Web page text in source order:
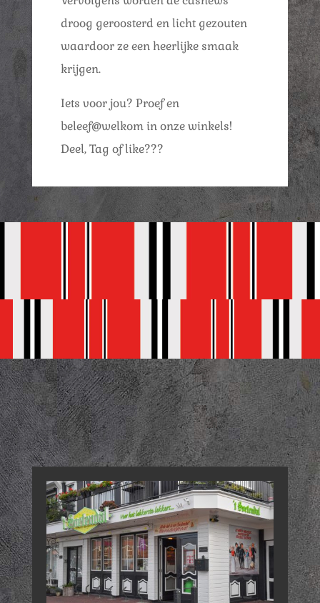
droog geroosterd en licht gezouten
waardoor ze een heerlijke smaak
krijgen.
Iets voor jou? Proef en
beleef@welkom in onze winkels!
Deel, Tag of like???